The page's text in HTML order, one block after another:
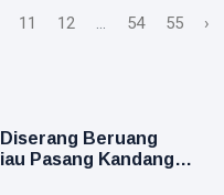
11 12 ... 54 55 ›
Beruang
Pasang Kandang